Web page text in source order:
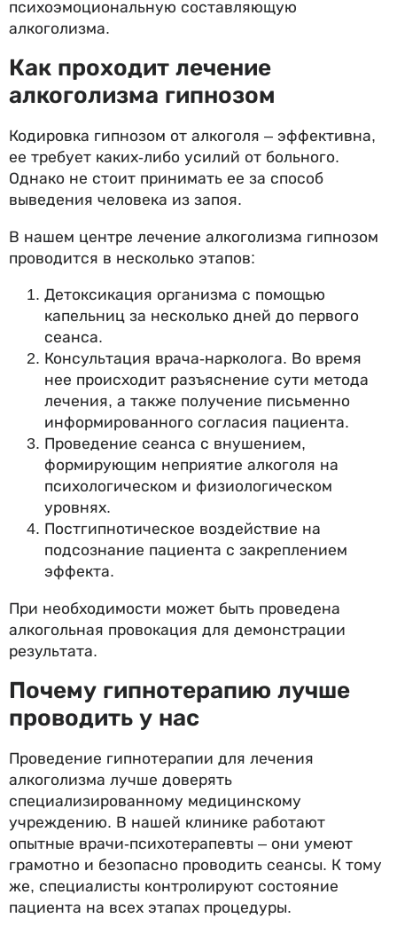
психоэмоциональную составляющую
алкоголизма.
Как проходит лечение
алкоголизма гипнозом
Кодировка гипнозом от алкоголя – эффективна,
ее требует каких-либо усилий от больного.
Однако не стоит принимать ее за способ
выведения человека из запоя.
В нашем центре лечение алкоголизма гипнозом
проводится в несколько этапов:
Детоксикация организма с помощью
капельниц за несколько дней до первого
сеанса.
Консультация врача-нарколога. Во время
нее происходит разъяснение сути метода
лечения, а также получение письменно
информированного согласия пациента.
Проведение сеанса с внушением,
формирующим неприятие алкоголя на
психологическом и физиологическом
уровнях.
Постгипнотическое воздействие на
подсознание пациента с закреплением
эффекта.
При необходимости может быть проведена
алкогольная провокация для демонстрации
результата.
Почему гипнотерапию лучше
проводить у нас
Проведение гипнотерапии для лечения
алкоголизма лучше доверять
специализированному медицинскому
учреждению. В нашей клинике работают
опытные врачи-психотерапевты – они умеют
грамотно и безопасно проводить сеансы. К тому
же, специалисты контролируют состояние
пациента на всех этапах процедуры.